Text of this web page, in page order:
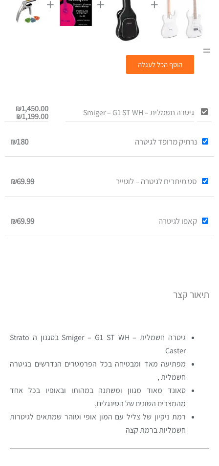
=
הוסף הכל לעגלה
גיטרה חשמלית – Smiger – G1 ST WH ₪1,450.00
היה:
₪1,199.00
הוא:
נרתיק מרופד לגיטרה ₪180
סט מיתרים לגיטרה – לוטייר ₪69.99
קאפו לגיטרה ₪69.99
תיאור קצר
גיטרה חשמלית – Smiger – G1 ST WH בסגנון ה Strato
Caster
מפתיעה מאד ומבטיחה בכל הפרמטרים הנדרשים בגיטרה
חשמלית ,
סאונד מאוד מגוון ומשתנה במהותו ובאופיו בכל אחד
מהמצבים השונים של הסינגלים,
רמת ניקיון של צליל עם המון אופי וטוהר שמתאים לגיטרות
חשמליות ברמת קצה